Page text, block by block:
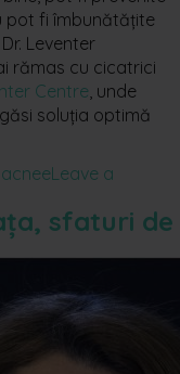
pot fi îmbunătățite
Dr. Leventer
rămas cu cicatrici
Centre, unde
soluția optimă
acneeLeave a
sfaturi de